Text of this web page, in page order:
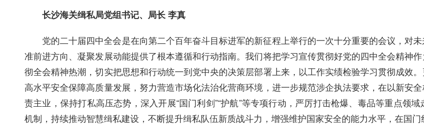
长沙海关缉私局党组书记、局长 李真
党的二十届四中全会是在向第二个百年奋斗目标进军的新征程上举行的一次十分重要的会议，对
准前进方向、凝聚发展动能提供了根本遵循和行动指南。我们将把学习宣传贯彻好党的四中全会精神
彻全会精神热潮，切实把思想和行动统一到党中央的决策层部署上来，以工作实绩检验学习贯彻成效
高水平安全保障高质量发展，努力营造市场化法治化营商环境，进一步规范涉企执法要求，在以新安
责主业，保持打私高压态势，深入开展“国门利剑”“护航”等专项行动，严厉打击枪爆、毒品等重点领
机制，持续推动智慧缉私建设，不断提升缉私队伍新质战斗力，增强维护国家安全的能力水平，在国门